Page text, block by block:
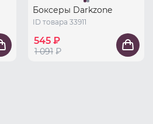
Боксеры Darkzone
ID товара 33911
545 ₽
1 091 ₽